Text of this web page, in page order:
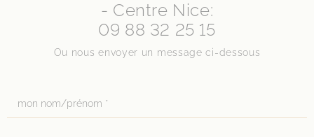
- Centre Nice:
09 88 32 25 15
Ou nous envoyer un message ci-dessous